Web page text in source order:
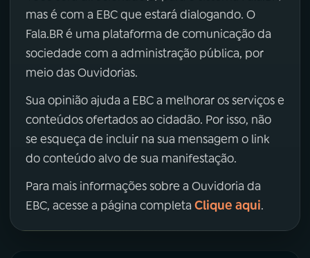
mas é com a EBC que estará dialogando. O
Fala.BR é uma plataforma de comunicação da
sociedade com a administração pública, por
meio das Ouvidorias.
Sua opinião ajuda a EBC a melhorar os serviços e
conteúdos ofertados ao cidadão. Por isso, não
se esqueça de incluir na sua mensagem o link
do conteúdo alvo de sua manifestação.
Para mais informações sobre a Ouvidoria da
EBC, acesse a página completa Clique aqui.